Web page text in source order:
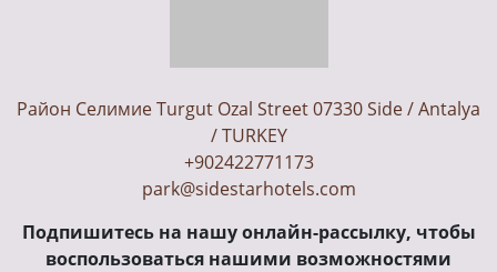
Район Селимие Turgut Ozal Street 07330 Side / Antalya
/ TURKEY
+902422771173
park@sidestarhotels.com
Подпишитесь на нашу онлайн-рассылку, чтобы
воспользоваться нашими возможностями